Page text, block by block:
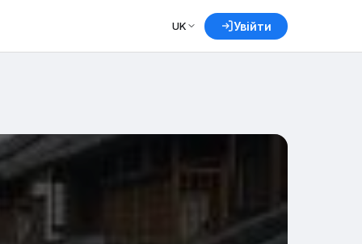
UK Увійти